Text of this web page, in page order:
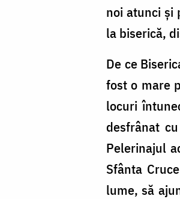
noi atunci şi
la biserică,
De ce
fost o mare
locuri
desfrânat
Pelerinajul
Sfânta
lume, să